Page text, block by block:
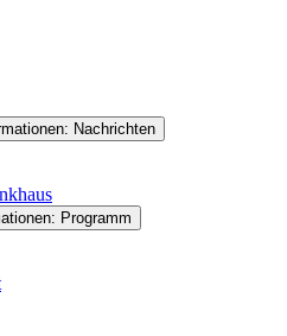
Nachrichten
Programm